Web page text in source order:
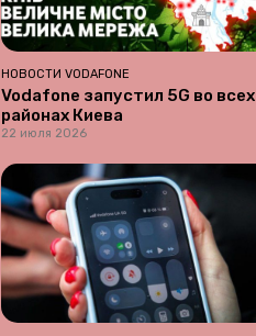
НОВОСТИ VODAFONE
Vodafone запустил 5G во всех
районах Киева
22 июля 2026